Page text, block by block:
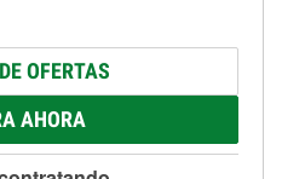
OFERTAS
AHORA